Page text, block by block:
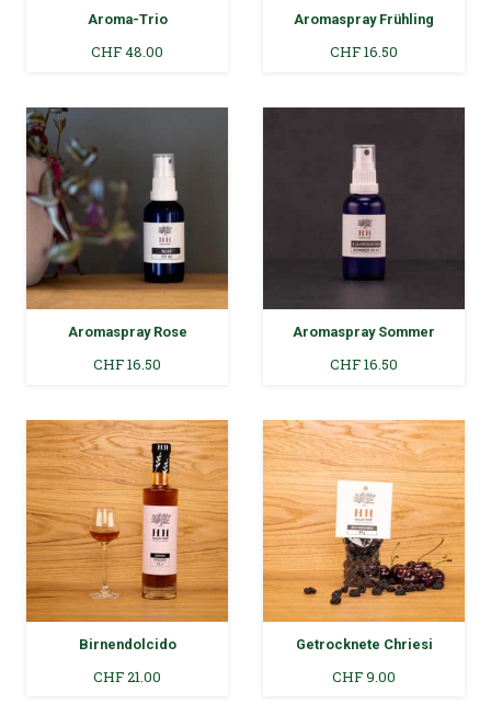
Aroma-Trio
CHF48.00
Aromaspray Frühling
CHF16.50
Aromaspray Rose
CHF16.50
Aromaspray Sommer
CHF16.50
Birnendolcido
CHF21.00
Getrocknete Chriesi
CHF9.00